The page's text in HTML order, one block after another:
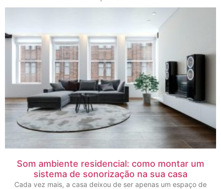
Som ambiente residencial: como montar um
sistema de sonorização na sua casa
Cada vez mais, a casa deixou de ser apenas um espaço de